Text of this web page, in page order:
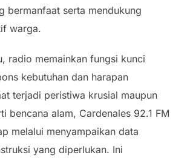
bermanfaat serta mendukung
warga.
radio memainkan fungsi kunci
kebutuhan dan harapan
terjadi peristiwa krusial maupun
bencana alam, Cardenales 92.1 FM
melalui menyampaikan data
yang diperlukan. Ini